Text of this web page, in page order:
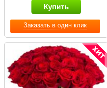
Заказать в один клик
Купить